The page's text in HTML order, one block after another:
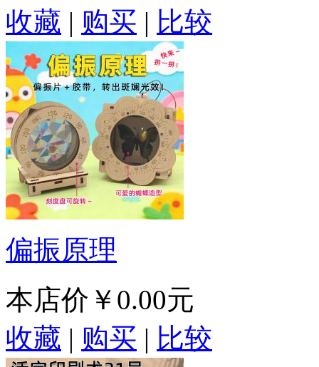
收藏 | 购买 | 比较
偏振原理
本店价 ￥0.00元
收藏 | 购买 | 比较